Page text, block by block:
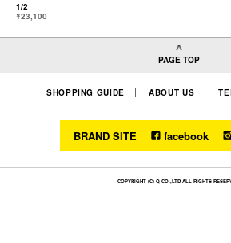
1/2
¥23,100
PAGE TOP
SHOPPING GUIDE ABOUT US
BRAND SITE facebook
COPYRIGHT (C) Q CO.,LTD ALL RIGHTS